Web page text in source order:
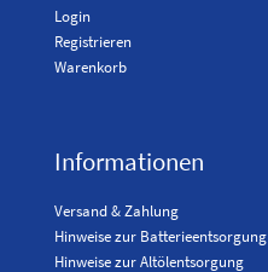
Login
Registrieren
Warenkorb
Informationen
Versand & Zahlung
Hinweise zur Batterieentsorgung
Hinweise zur Altölentsorgung